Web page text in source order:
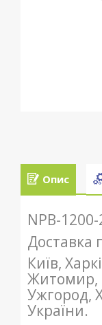
Опис
NPB-
Доставка
Київ,
Житомир,
Ужгород,
України.